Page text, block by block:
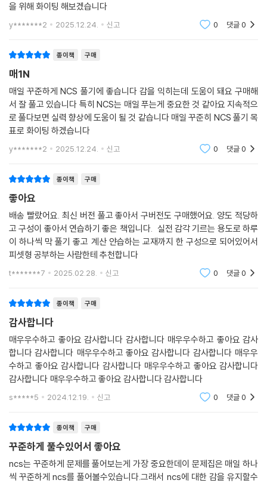
드’를 통해 효과적으로 ‘매1N’을 활용할 수 있도록 하였고, 이를 통해 20일
안에 더욱 빠르게 NCS 실력을 향상시킬 수 있다.
DAY01부터 DAY20까지 1~3회독의 학습날짜와 점수를 한 곳에 기록할
수 있는 ‘한눈에 보는 3회독 실력향상기록표’를 수록하였다. DAY 20에 가
까워질수록 상승하는 문제 난이도에 따라 자신의 점수 변화를 확인하고,
회독에 따라 향상되는 실력을 느낄 수 있다.
[무료특강] 이시한의 매1N DAY별 주요 문제풀이 무료특강
저자 이시한 직강의 DAY01~DAY04 중 주요 문제들을 선별하여 상세하
알기 어려운 이시한 교수만의 문제풀이 전략과 시간단축 전략을 터득할 수
있다.
(혜택1) 모바일 OMR 채점 & 성적분석 서비스
DAY01~DAY20에 각각 수록된 QR코드를 통해 3회독 OMR 채점 및 성
적분석 서비스를 제공한다. 본인의 취약점을 정확하게 파악하여 최종 보완
할 수 있도록 영역별 성적 그래프, 취약 영역 및 유형 분석 서비스를 보다
상세하게 제공한다.
(혜택2) 취업인강 1만 원 할인쿠폰
단 3초만에 에듀윌 취업사이트에서 기대평 작성 참여자 전원 취업 전 강의
대상 1만 원 할인쿠폰이 즉시 제공된다.
을 위해 화이팅 해보겠습니다
y*******2 2025.12.24. 신고 0 댓글0
종이책 구매
매1N
매일 꾸준하게 NCS 풀기에 좋습니다 감을 익히는데 도움이 돼요 구매해
서 잘 풀고 있습니다 특히 NCS는 매일 푸는게 중요한 것 같아요 지속적으
로 풀다보면 실력 향상에 도움이 될 것 같습니다 매일 꾸준히 NCS 풀기 목
표로 화이팅 하겠습니다
y*******2 2025.12.24. 신고 0 댓글0
종이책 구매
좋아요
배송 빨랐어요. 최신 버전 풀고 좋아서 구버전도 구매했어요. 양도 적당하
고 구성이 좋아서 연습하기 좋은 책입니다. 실전 감각 기르는 용도로 하루
이 하나씩 막 풀기 좋고 계산 얀습하는 교재까지 한 구성으로 되어있어서
피셋형 공부하는 사람한테 추천합니다
t*******7 2025.02.28. 신고 0 댓글0
종이책 구매
감사합니다
매우우수하고 좋아요 감사합니다 감사합니다 매우우수하고 좋아요 감사
합니다 감사합니다 매우우수하고 좋아요 감사합니다 감사합니다 매우우
수하고 좋아요 감사합니다 감사합니다 매우우수하고 좋아요 감사합니다
감사합니다 매우우수하고 좋아요 감사합니다 감사합니다
s*****5 2024.12.19. 신고 0 댓글0
종이책 구매
꾸준하게 풀수있어서 좋아요
ncs는 꾸준하게 문제를 풀어보는게 가장 중요한데이 문제집은 매일 하나
씩 꾸준하게 ncs를 풀어볼수있습니다.그래서 ncs에 대한 감을 유지할수